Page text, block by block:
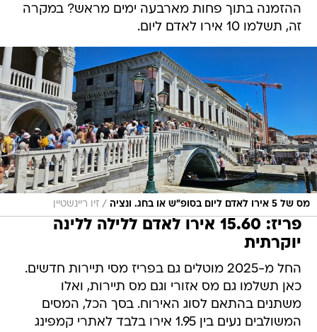
ההזמנה בתוך פחות מארבעה ימים מראש? במקרה
זה, תשלמו 10 אירו לאדם ליום.
מס של 5 אירו לאדם ליום בסופ"ש או בחג. ונציה / זיו ריינשטיין
פריז: 15.60 אירו לאדם ללילה ללינה
יוקרתית
החל מ-2025 מוטלים גם בפריז מסי תיירות חדשים.
כאן תשלמו גם מס אזורי וגם מס תיירות, ואלו
משתנים בהתאם לסוג האירוח. בסך הכל, המסים
המשולבים נעים בין 1.95 אירו בלבד לאתרי קמפינג